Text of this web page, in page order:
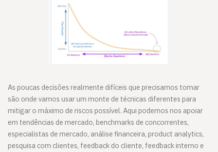
As poucas decisões realmente difíceis que precisamos tomar
são onde vamos usar um monte de técnicas diferentes para
mitigar o máximo de riscos possível. Aqui podemos nos apoiar
em tendências de mercado, benchmarks de concorrentes,
especialistas de mercado, análise financeira, product analytics,
pesquisa com clientes, feedback do cliente, feedback interno e